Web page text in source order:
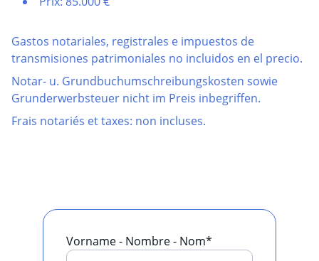
Gastos notariales, registrales e impuestos de
transmisiones patrimoniales no incluidos en el precio.
Notar- u. Grundbuchumschreibungskosten sowie
Grunderwerbsteuer nicht im Preis inbegriffen.
Frais notariés et taxes: non incluses.​
Vorname - Nombre - Nom*